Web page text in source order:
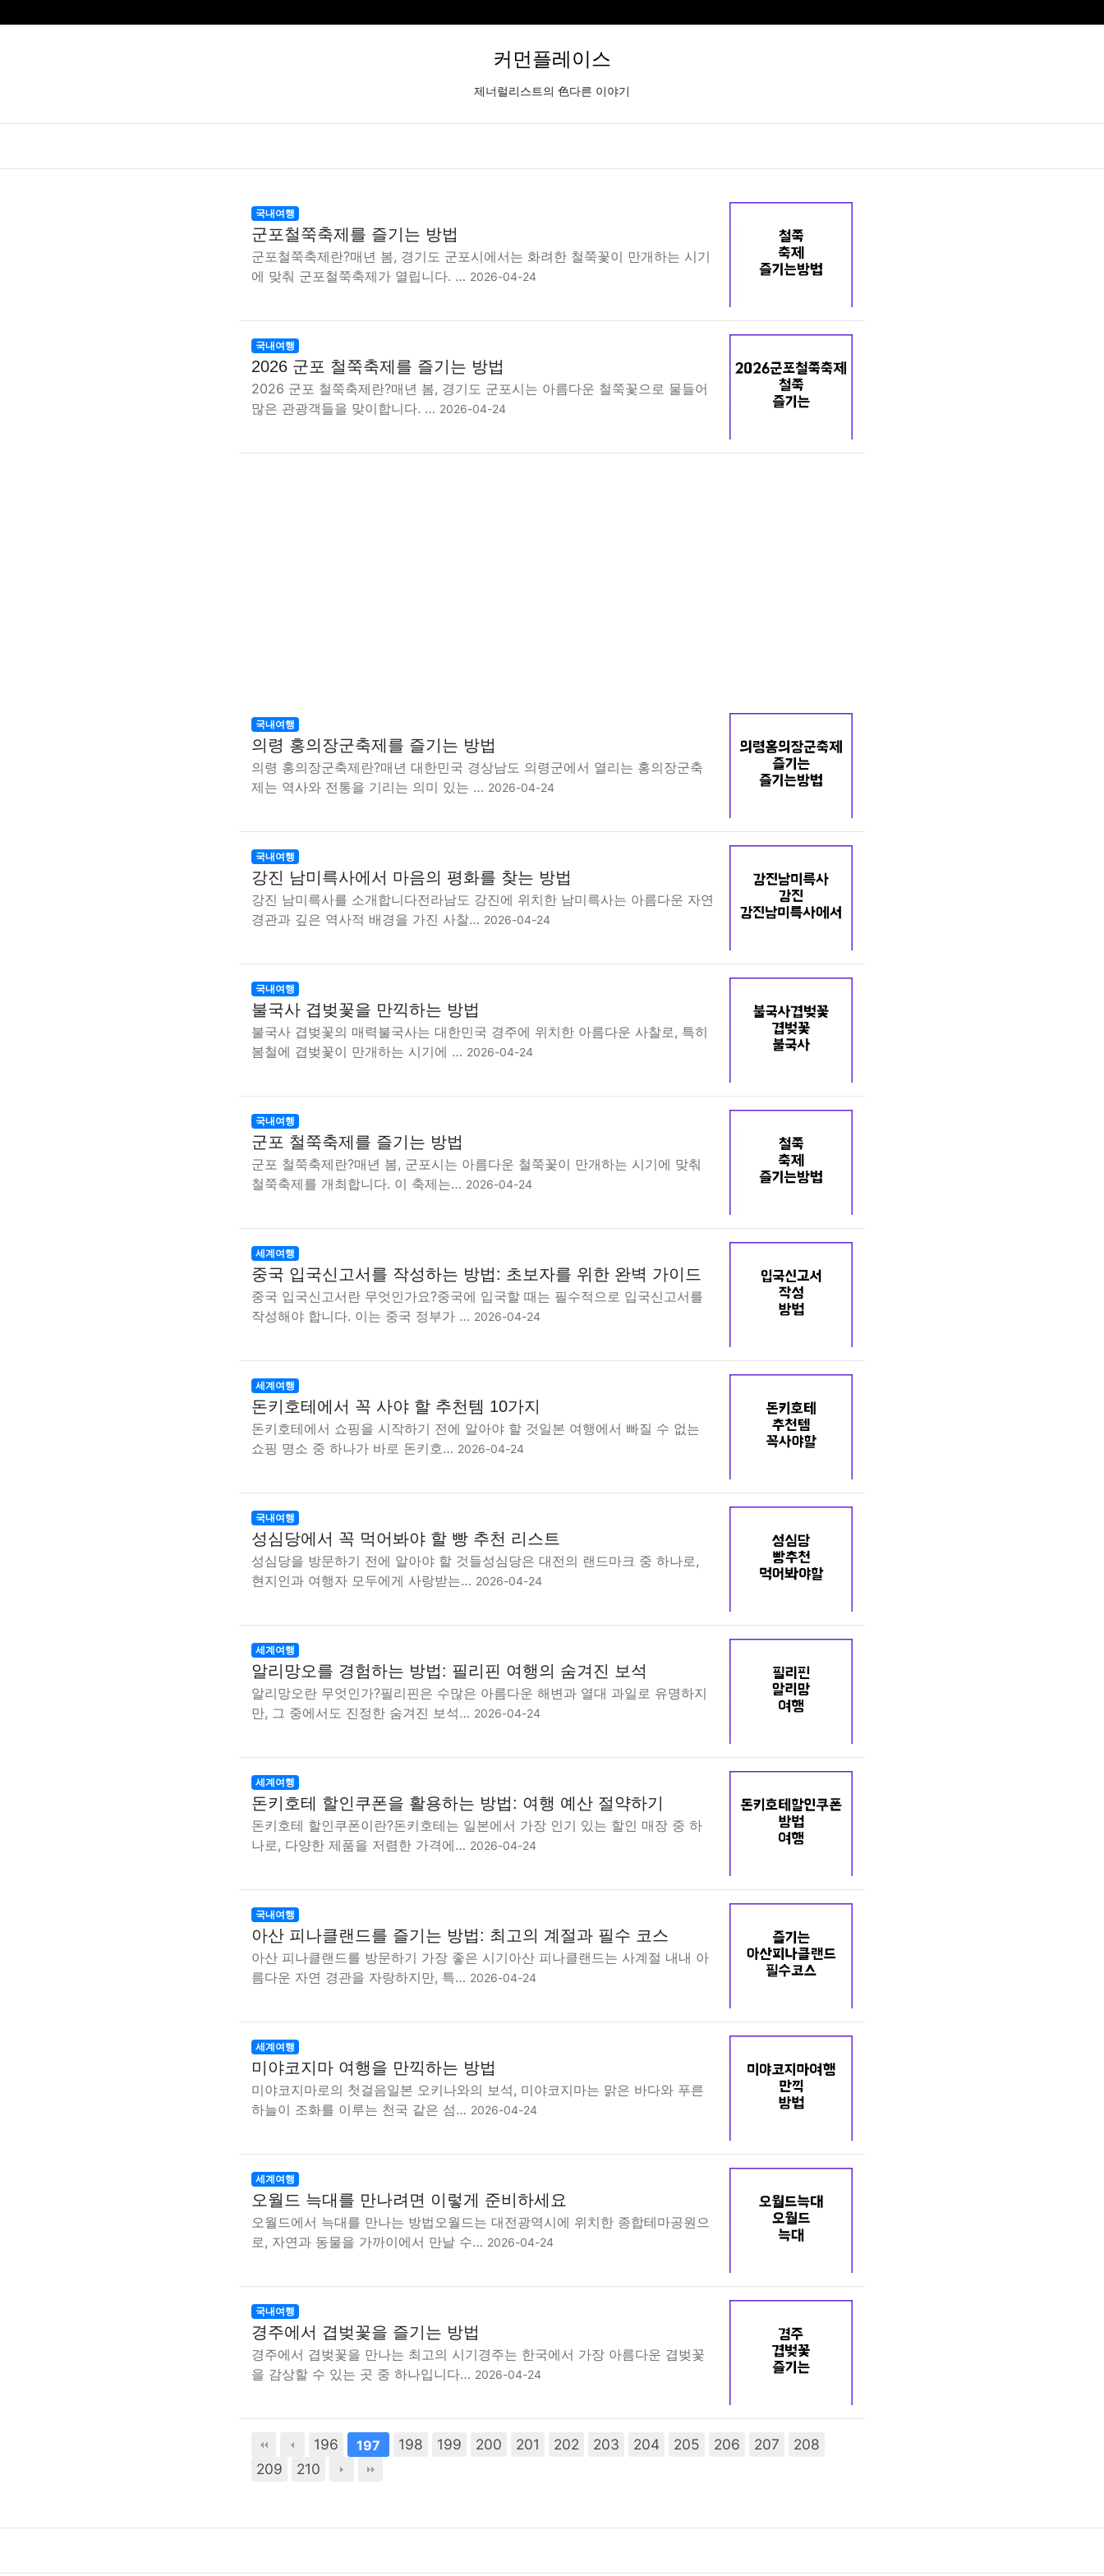
커먼플레이스
제너럴리스트의 色다른 이야기
국내여행
군포철쭉축제를 즐기는 방법
군포철쭉축제란?매년 봄, 경기도 군포시에서는 화려한 철쭉꽃이 만개하는 시기
에 맞춰 군포철쭉축제가 열립니다. … 2026-04-24
국내여행
2026 군포 철쭉축제를 즐기는 방법
2026 군포 철쭉축제란?매년 봄, 경기도 군포시는 아름다운 철쭉꽃으로 물들어
많은 관광객들을 맞이합니다. … 2026-04-24
국내여행
의령 홍의장군축제를 즐기는 방법
의령 홍의장군축제란?매년 대한민국 경상남도 의령군에서 열리는 홍의장군축
제는 역사와 전통을 기리는 의미 있는 … 2026-04-24
국내여행
강진 남미륵사에서 마음의 평화를 찾는 방법
강진 남미륵사를 소개합니다전라남도 강진에 위치한 남미륵사는 아름다운 자연
경관과 깊은 역사적 배경을 가진 사찰… 2026-04-24
국내여행
불국사 겹벚꽃을 만끽하는 방법
불국사 겹벚꽃의 매력불국사는 대한민국 경주에 위치한 아름다운 사찰로, 특히
봄철에 겹벚꽃이 만개하는 시기에 … 2026-04-24
국내여행
군포 철쭉축제를 즐기는 방법
군포 철쭉축제란?매년 봄, 군포시는 아름다운 철쭉꽃이 만개하는 시기에 맞춰
철쭉축제를 개최합니다. 이 축제는… 2026-04-24
세계여행
중국 입국신고서를 작성하는 방법: 초보자를 위한 완벽 가이드
중국 입국신고서란 무엇인가요?중국에 입국할 때는 필수적으로 입국신고서를
작성해야 합니다. 이는 중국 정부가 … 2026-04-24
세계여행
돈키호테에서 꼭 사야 할 추천템 10가지
돈키호테에서 쇼핑을 시작하기 전에 알아야 할 것일본 여행에서 빠질 수 없는
쇼핑 명소 중 하나가 바로 돈키호… 2026-04-24
국내여행
성심당에서 꼭 먹어봐야 할 빵 추천 리스트
성심당을 방문하기 전에 알아야 할 것들성심당은 대전의 랜드마크 중 하나로,
현지인과 여행자 모두에게 사랑받는… 2026-04-24
세계여행
알리망오를 경험하는 방법: 필리핀 여행의 숨겨진 보석
알리망오란 무엇인가?필리핀은 수많은 아름다운 해변과 열대 과일로 유명하지
만, 그 중에서도 진정한 숨겨진 보석… 2026-04-24
세계여행
돈키호테 할인쿠폰을 활용하는 방법: 여행 예산 절약하기
돈키호테 할인쿠폰이란?돈키호테는 일본에서 가장 인기 있는 할인 매장 중 하
나로, 다양한 제품을 저렴한 가격에… 2026-04-24
국내여행
아산 피나클랜드를 즐기는 방법: 최고의 계절과 필수 코스
아산 피나클랜드를 방문하기 가장 좋은 시기아산 피나클랜드는 사계절 내내 아
름다운 자연 경관을 자랑하지만, 특… 2026-04-24
세계여행
미야코지마 여행을 만끽하는 방법
미야코지마로의 첫걸음일본 오키나와의 보석, 미야코지마는 맑은 바다와 푸른
하늘이 조화를 이루는 천국 같은 섬… 2026-04-24
세계여행
오월드 늑대를 만나려면 이렇게 준비하세요
오월드에서 늑대를 만나는 방법오월드는 대전광역시에 위치한 종합테마공원으
로, 자연과 동물을 가까이에서 만날 수… 2026-04-24
국내여행
경주에서 겹벚꽃을 즐기는 방법
경주에서 겹벚꽃을 만나는 최고의 시기경주는 한국에서 가장 아름다운 겹벚꽃
을 감상할 수 있는 곳 중 하나입니다… 2026-04-24
196 197 198 199 200 201 202 203 204 205 206 207
208
209
210